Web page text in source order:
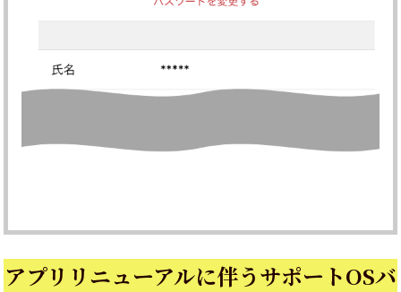
アプリリニューアルに伴うサポートOSバ